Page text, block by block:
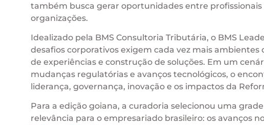
também busca gerar oportunidades entre profissionais
organizações.
Idealizado pela BMS Consultoria Tributária, o BMS
desafios corporativos exigem cada vez mais
de experiências e construção de soluções. Em um
mudanças regulatórias e avanços tecnológicos, o
liderança, governança, inovação e os impactos da
Para a edição goiana, a curadoria selecionou uma
relevância para o empresariado brasileiro: os avanços